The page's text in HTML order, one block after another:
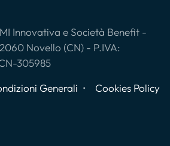
Innovativa e Società Benefit -
Novello (CN) - P.IVA:
305985
Generali Cookies Policy